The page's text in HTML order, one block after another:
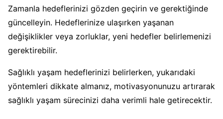
Zamanla hedeflerinizi gözden geçirin ve gerektiğinde
güncelleyin. Hedeflerinize ulaşırken yaşanan
değişiklikler veya zorluklar, yeni hedefler belirlemenizi
gerektirebilir.
Sağlıklı yaşam hedeflerinizi belirlerken, yukarıdaki
yöntemleri dikkate almanız, motivasyonunuzu artırarak
sağlıklı yaşam sürecinizi daha verimli hale getirecektir.